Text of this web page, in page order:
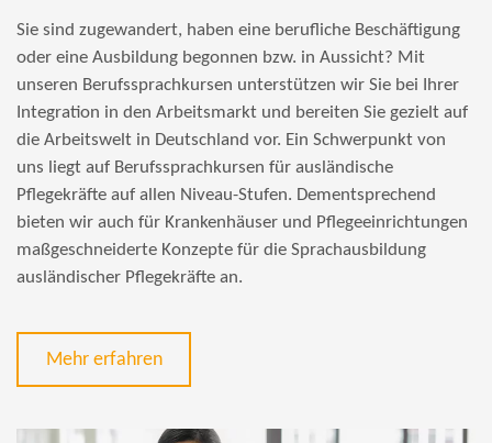
Sie sind zugewandert, haben eine berufliche Beschäftigung
oder eine Ausbildung begonnen bzw. in Aussicht? Mit
unseren Berufssprachkursen unterstützen wir Sie bei Ihrer
Integration in den Arbeitsmarkt und bereiten Sie gezielt auf
die Arbeitswelt in Deutschland vor. Ein Schwerpunkt von
uns liegt auf Berufssprachkursen für ausländische
Pflegekräfte auf allen Niveau-Stufen. Dementsprechend
bieten wir auch für Krankenhäuser und Pflegeeinrichtungen
maßgeschneiderte Konzepte für die Sprachausbildung
ausländischer Pflegekräfte an.
Mehr erfahren